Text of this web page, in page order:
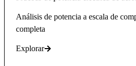
Análisis de potencia a escala de
completa
Explorar